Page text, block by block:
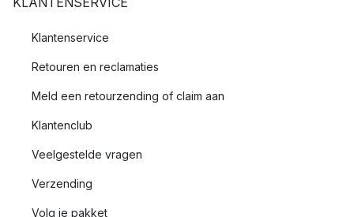
Klantenservice
Retouren en reclamaties
Meld een retourzending of claim aan
Klantenclub
Veelgestelde vragen
Verzending
Volg je pakket